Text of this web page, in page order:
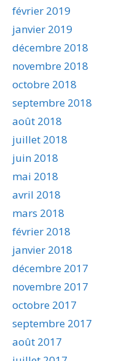
février 2019
janvier 2019
décembre 2018
novembre 2018
octobre 2018
septembre 2018
août 2018
juillet 2018
juin 2018
mai 2018
avril 2018
mars 2018
février 2018
janvier 2018
décembre 2017
novembre 2017
octobre 2017
septembre 2017
août 2017